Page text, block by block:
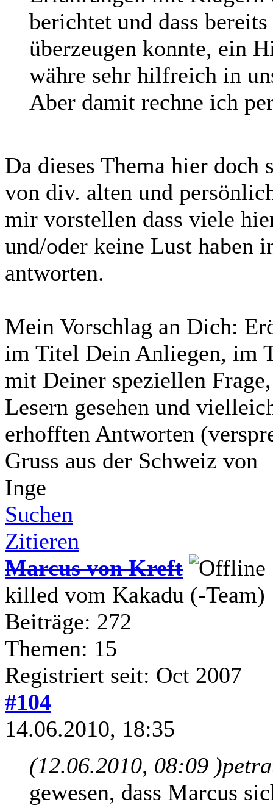
berichtet und dass
überzeugen konnte, ein
währe sehr hilfreich in
Aber damit rechne ich
Da dieses Thema hier
von div. alten und
mir vorstellen dass viele
und/oder keine Lust haben
antworten.
Mein Vorschlag an Dich:
im Titel Dein Anliegen, im
mit Deiner speziellen
Lesern gesehen und
erhofften Antworten
Gruss aus der Schweiz von
Inge
Suchen
Zitieren
Marcus von Kreft
killed vom Kakadu (-Team)
Beiträge: 272
Themen: 15
Registriert seit: Oct 2007
#104
14.06.2010, 18:35
(12.06.2010, 08:09 )
gewesen, dass Marcus